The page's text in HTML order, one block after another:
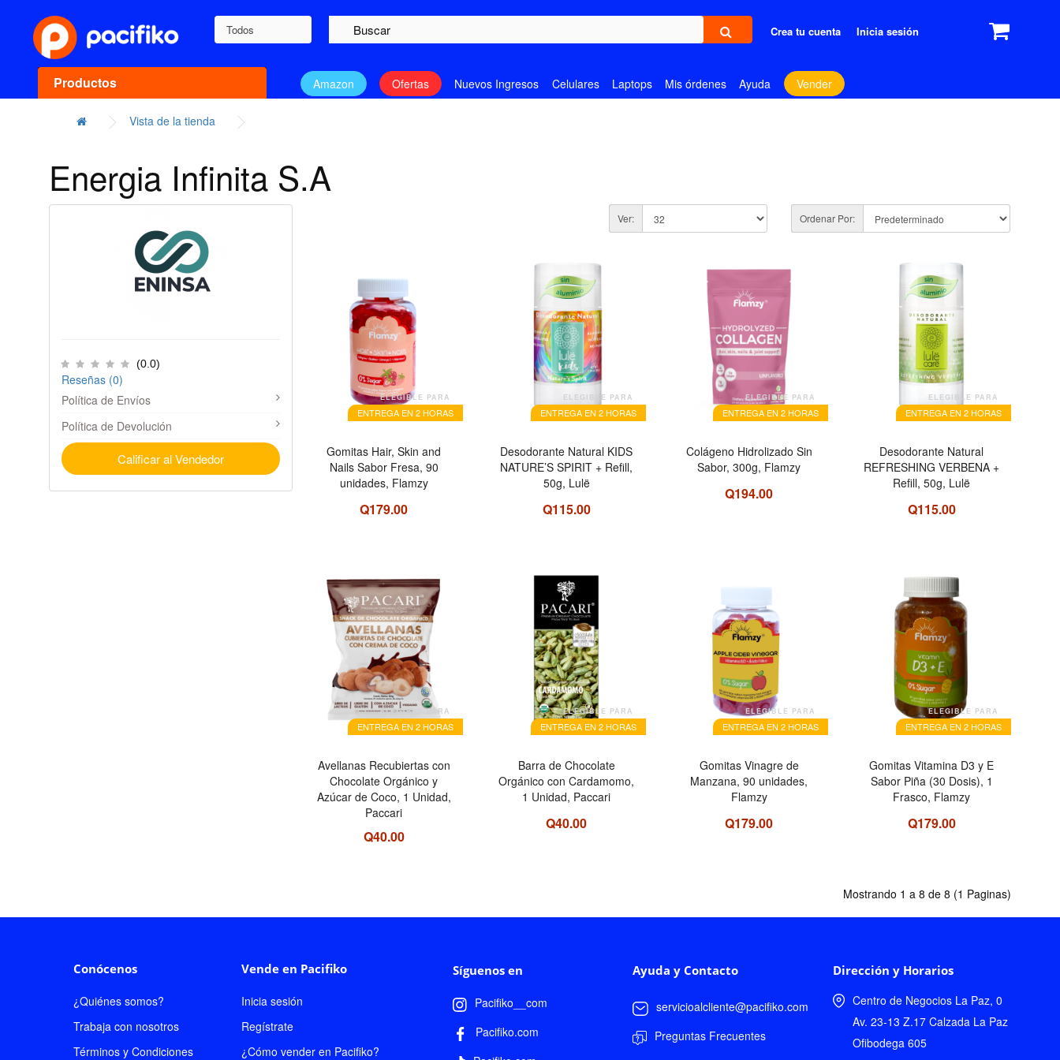
Todos Crea tu cuenta Inicia sesión
Productos Amazon Ofertas Nuevos Ingresos Celulares Laptops Mis órdenes Ayuda Vender
Vista de la tienda
Energia Infinita S.A
(0.0)
Reseñas (0)
Política de Envíos
Política de Devolución
Calificar al Vendedor
Ordenar Por:
Ver:
ELEGIBLE PARA
ENTREGA EN 2 HORAS
Gomitas Hair, Skin and
Nails Sabor Fresa, 90
unidades, Flamzy
Q179.00
ELEGIBLE PARA
ENTREGA EN 2 HORAS
Desodorante Natural KIDS
NATURE’S SPIRIT + Refill,
50g, Lulë
Q115.00
ELEGIBLE PARA
ENTREGA EN 2 HORAS
Colágeno Hidrolizado Sin
Sabor, 300g, Flamzy
Q194.00
ELEGIBLE PARA
ENTREGA EN 2 HORAS
Desodorante Natural
REFRESHING VERBENA +
Refill, 50g, Lulë
Q115.00
ELEGIBLE PARA
ENTREGA EN 2 HORAS
Avellanas Recubiertas con
Chocolate Orgánico y
Azúcar de Coco, 1 Unidad,
Paccari
Q40.00
ELEGIBLE PARA
ENTREGA EN 2 HORAS
Barra de Chocolate
Orgánico con Cardamomo,
1 Unidad, Paccari
Q40.00
ELEGIBLE PARA
ENTREGA EN 2 HORAS
Gomitas Vinagre de
Manzana, 90 unidades,
Flamzy
Q179.00
ELEGIBLE PARA
ENTREGA EN 2 HORAS
Gomitas Vitamina D3 y E
Sabor Piña (30 Dosis), 1
Frasco, Flamzy
Q179.00
Mostrando 1 a 8 de 8 (1 Paginas)
Conócenos
¿Quiénes somos?
Trabaja con nosotros
Términos y Condiciones
Vende en Pacifiko
Inicia sesión
Regístrate
¿Cómo vender en Pacifiko?
Síguenos en
Pacifiko__com
Pacifiko.com
Ayuda y Contacto
servicioalcliente@pacifiko.com
Preguntas Frecuentes
Dirección y Horarios
Centro de Negocios La Paz, 0
Av. 23-13 Z.17 Calzada La Paz
Ofibodega 605